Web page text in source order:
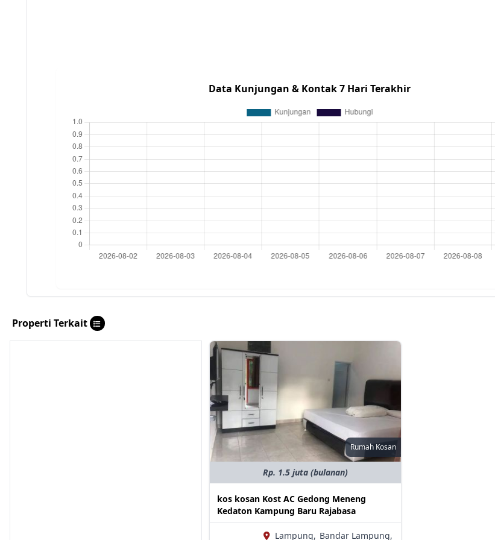
Data Kunjungan & Kontak 7 Hari Terakhir
Properti Terkait
Rumah Kosan
Rp. 1.5 juta (bulanan)
kos kosan Kost AC Gedong Meneng
Kedaton Kampung Baru Rajabasa
Lampung, Bandar Lampung,